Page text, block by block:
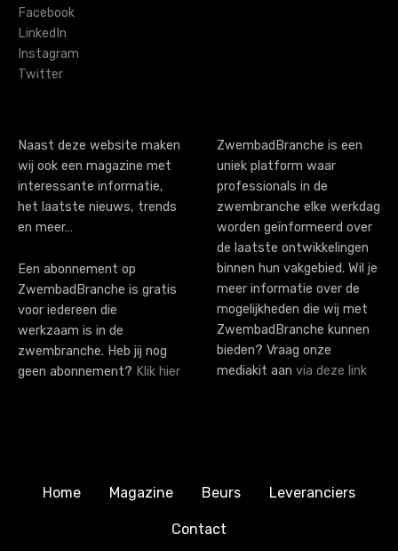
i
g
a
i
o
n
Facebook
LinkedIn
Instagram
Twitter
Naast deze website maken
wij ook een magazine met
interessante informatie,
het laatste nieuws, trends
en meer…
Een abonnement op
ZwembadBranche is gratis
voor iedereen die
werkzaam is in de
zwembranche. Heb jij nog
geen abonnement? Klik hier
ZwembadBranche is een
uniek platform waar
professionals in de
zwembranche elke werkdag
worden geïnformeerd over
de laatste ontwikkelingen
binnen hun vakgebied. Wil je
meer informatie over de
mogelijkheden die wij met
ZwembadBranche kunnen
bieden? Vraag onze
mediakit aan via deze link
Home Magazine Beurs Leveranciers
Contact